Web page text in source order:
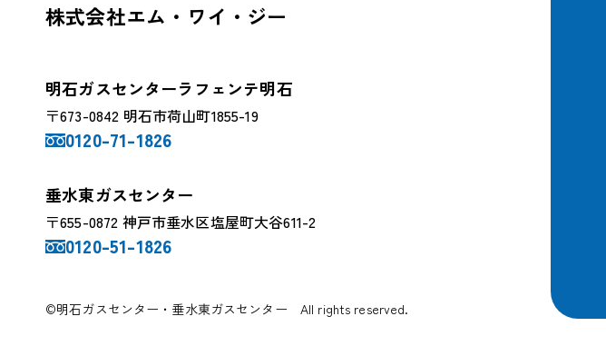
株式会社エム・ワイ・ジー
明石ガスセンターラフェンテ明石
〒673-0842 明石市荷山町1855-19
0120-71-1826
垂水東ガスセンター
〒655-0872 神戸市垂水区塩屋町大谷611-2
0120-51-1826
©明石ガスセンター・垂水東ガスセンター All rights reserved.